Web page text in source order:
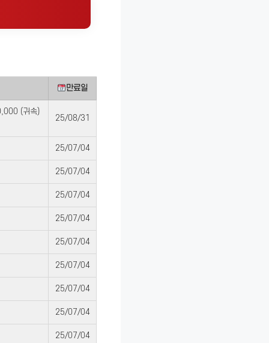
만료일
(귀속)
25/08/31
25/07/04
25/07/04
25/07/04
25/07/04
25/07/04
25/07/04
25/07/04
25/07/04
25/07/04